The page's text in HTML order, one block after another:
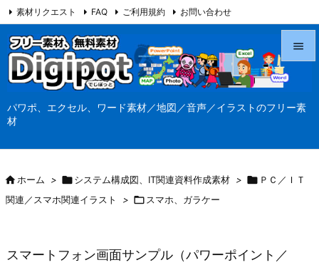
パワポ、エクセル、ワード素材／地図／音声／イラストのフリー素
材




素材リクエスト FAQ ご利用規約 お問い合わせ
当サイト（Digipot.net）について
ホーム > システム構成図、IT関連資料作成素材 >  ＰＣ／ＩＴ
関連／スマホ関連イラスト
>  スマホ、ガラケー
スマートフォン画面サンプル（パワーポイント／